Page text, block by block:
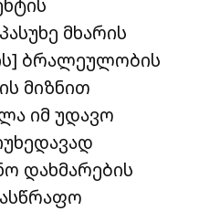
მხარის
ბრალეულობის
მიზნით
იმ უდავო
დახმარების